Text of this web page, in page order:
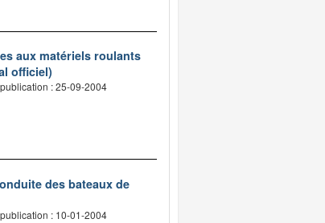
aux matériels roulants
officiel)
: 25-09-2004
des bateaux de
: 10-01-2004